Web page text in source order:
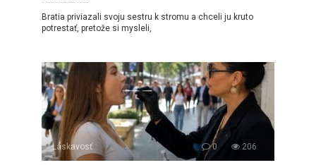
Bratia priviazali svoju sestru k stromu a chceli ju kruto
potrestať, pretože si mysleli,
Láskavosť 0 206